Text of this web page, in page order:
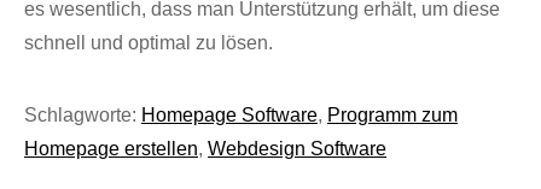
es wesentlich, dass man Unterstützung erhält, um diese
schnell und optimal zu lösen.
Schlagworte: Homepage Software, Programm zum
Homepage erstellen, Webdesign Software